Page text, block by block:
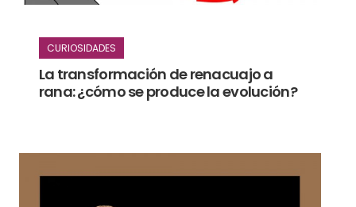
CURIOSIDADES
La transformación de renacuajo a
rana: ¿cómo se produce la evolución?